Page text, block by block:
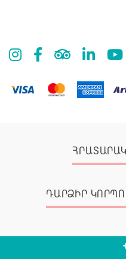
ԴԱՐՁԻՐ
© 2026 Zangak